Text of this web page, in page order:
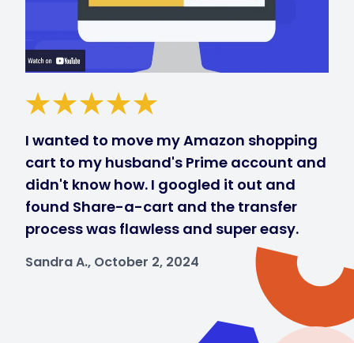
I wanted to move my Amazon shopping
cart to my husband's Prime account and
didn't know how. I googled it out and
found Share-a-cart and the transfer
process was flawless and super easy.
Sandra A., October 2, 2024